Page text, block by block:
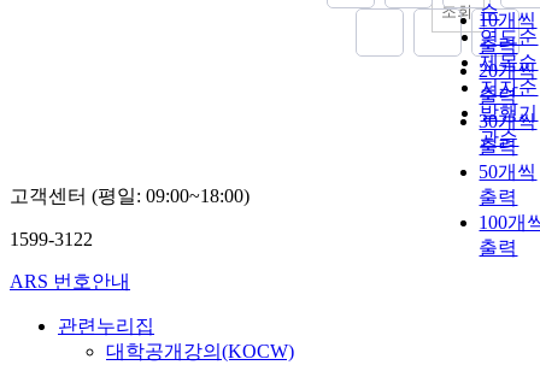
순
연도순
제목순
저자순
발행기
관순
10개씩
출력
20개씩
출력
30개씩
출력
50개씩
출력
100개
출력
조회
고객센터 (평일: 09:00~18:00)
1599-3122
ARS 번호안내
관련누리집
대학공개강의(KOCW)